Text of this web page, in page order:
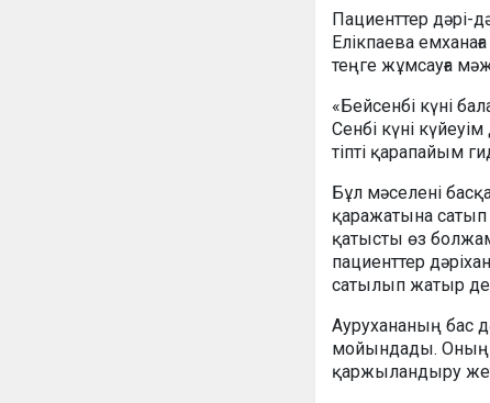
Пациенттер
Елікпаева
теңге жұмсауға
«Бейсенбі күні
Сенбі күні
тіпті қарапайым
Бұл мәселені
қаражатына сатып
қатысты өз
пациенттер
сатылып жатыр
Аурухананың бас
мойындады. Оның
қаржыландыру